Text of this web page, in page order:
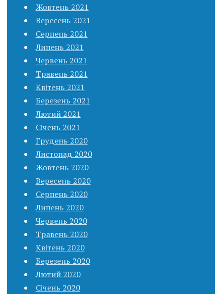
Жовтень 2021
Вересень 2021
Серпень 2021
Липень 2021
Червень 2021
Травень 2021
Квітень 2021
Березень 2021
Лютий 2021
Січень 2021
Грудень 2020
Листопад 2020
Жовтень 2020
Вересень 2020
Серпень 2020
Липень 2020
Червень 2020
Травень 2020
Квітень 2020
Березень 2020
Лютий 2020
Січень 2020